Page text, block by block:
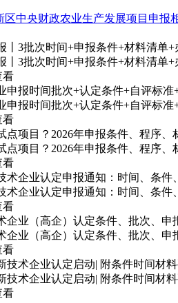
区中央财政农业生产发展项目申报
丨3批次时间+申报条件+材料清单+
丨3批次时间+申报条件+材料清单+
看
申报时间批次+认定条件+自评标
申报时间批次+认定条件+自评标
看
点项目？2026年申报条件、程序、
点项目？2026年申报条件、程序、
看
术企业认定申报通知：时间、条
术企业认定申报通知：时间、条
看
企业（高企）认定条件、批次、申
企业（高企）认定条件、批次、申
看
技术企业认定启动| 附条件时间材
技术企业认定启动| 附条件时间材
看